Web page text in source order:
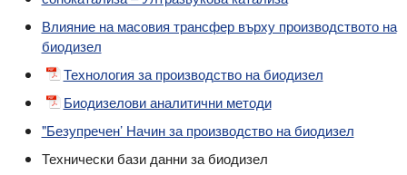
Влияние на масовия трансфер върху производството на
биодизел
Технология за производство на биодизел
Биодизелови аналитични методи
"Безупречен’ Начин за производство на биодизел
Технически бази данни за биодизел